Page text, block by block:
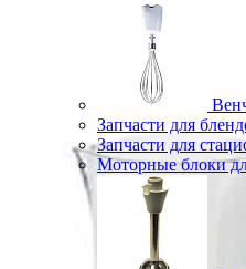
Запчасти для
Запчасти для
Моторные блоки